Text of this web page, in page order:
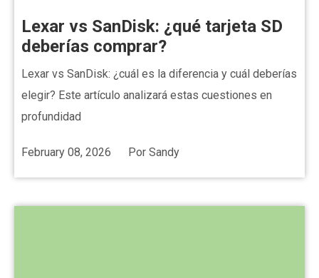
Lexar vs SanDisk: ¿qué tarjeta SD
deberías comprar?
Lexar vs SanDisk: ¿cuál es la diferencia y cuál deberías
elegir? Este artículo analizará estas cuestiones en
profundidad
February 08, 2026 Por Sandy